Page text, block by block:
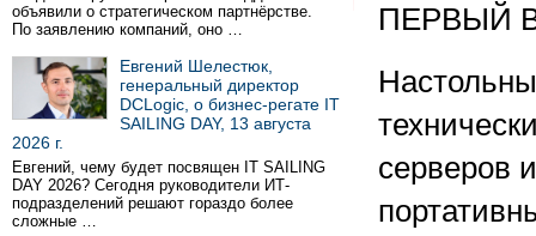
объявили о стратегическом партнёрстве.
По заявлению компаний, оно …
Евгений Шелестюк,
генеральный директор
DCLogic, о бизнес-регате IT
SAILING DAY, 13 августа
2026 г.
Евгений, чему будет посвящен IT SAILING
DAY 2026? Сегодня руководители ИТ-
подразделений решают гораздо более
сложные …
ПЕРВЫЙ
серверов